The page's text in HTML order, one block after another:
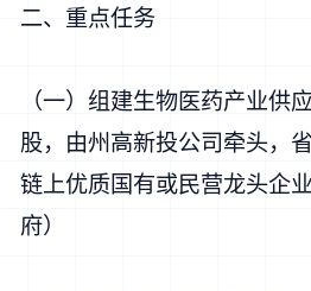
二、重点任务
（一）组建生物医药产业
股，由州高新投公司牵头，
链上优质国有或民营龙头企
府）